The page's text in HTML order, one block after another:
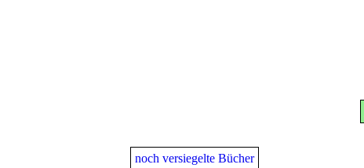
noch versiegelte Bücher